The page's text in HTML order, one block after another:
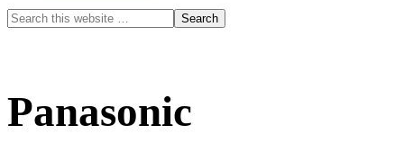
Panasonic